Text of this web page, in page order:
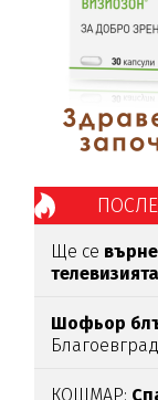
Ще се върне
Шофьор
КОШМАР: